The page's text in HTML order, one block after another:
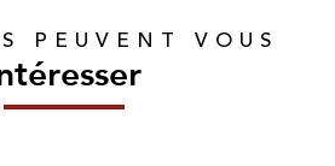
PEUVENT VOUS